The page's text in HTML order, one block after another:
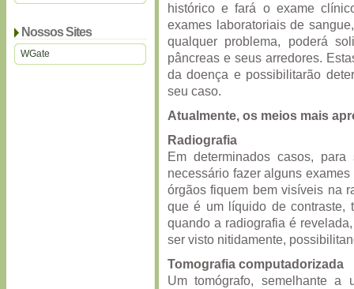
Nossos Sites
WGate
histórico e fará o exame
exames laboratoriais de
qualquer problema, poderá
pâncreas e seus arredores.
da doença e possibilitarão
seu caso.
Atualmente, os meios mais
Radiografia
Em determinados casos,
necessário fazer alguns
órgãos fiquem bem visíveis na
que é um líquido de contraste,
quando a radiografia é
ser visto nitidamente,
Tomografia computadorizada
Um tomógrafo, semelhante